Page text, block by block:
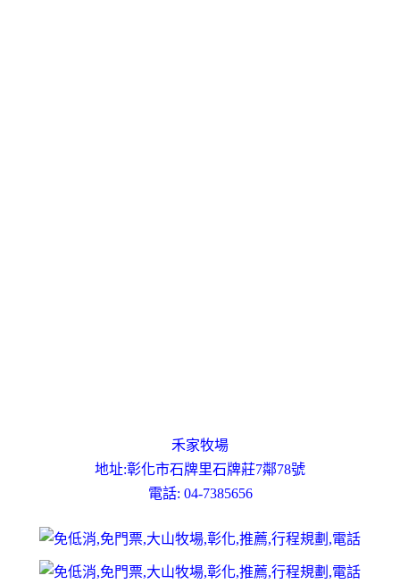
禾家牧場
地址:彰化市石牌里石牌莊7鄰78號
電話: 04-7385656